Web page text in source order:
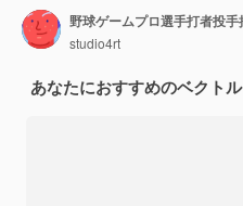
studio4rt
あなたにおすすめのベクトル